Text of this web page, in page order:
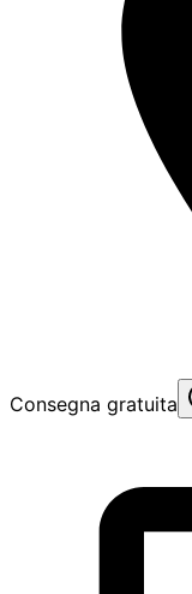
Consegna gratuita